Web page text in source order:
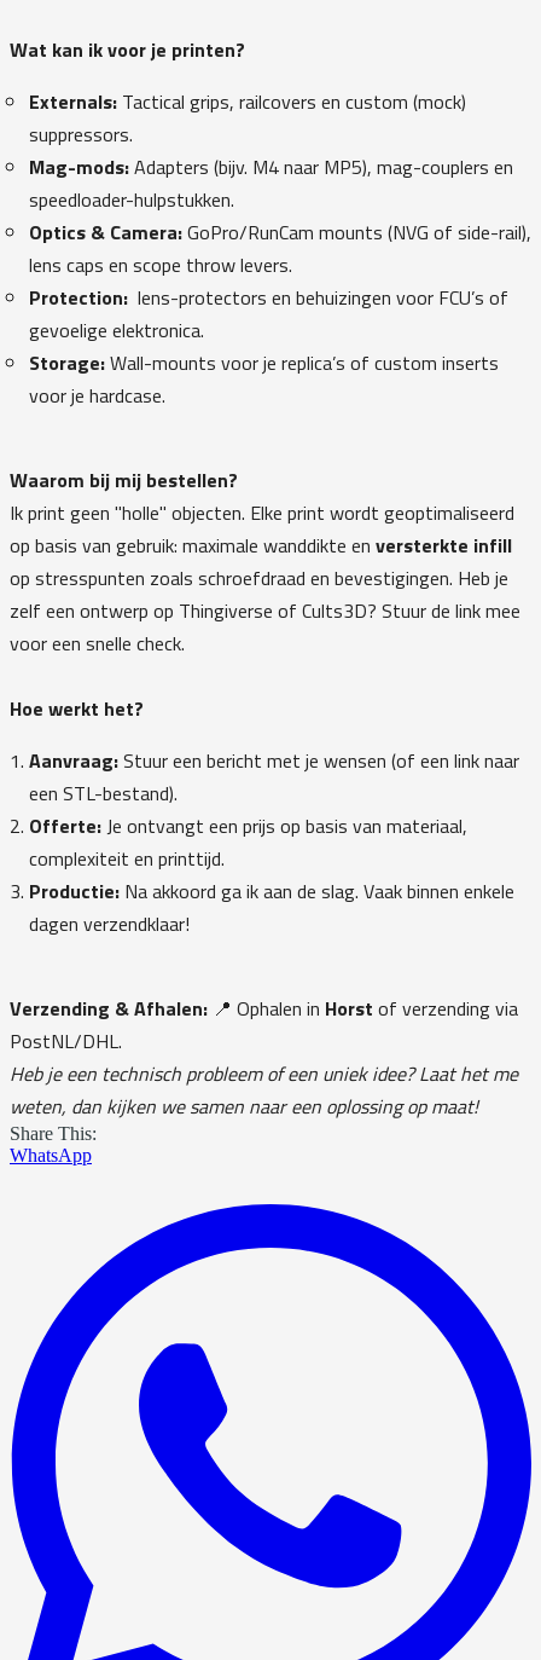
Wat kan ik voor je printen?
Externals: Tactical grips, railcovers en custom (mock)
suppressors.
Mag-mods:Adapters (bijv. M4 naar MP5), mag-couplers en
speedloader-hulpstukken.
Optics & Camera:GoPro/RunCam mounts (NVG of side-rail),
lens caps en scope throw levers.
Protection: lens-protectors en behuizingen voor FCU’s of
gevoelige elektronica.
Storage:Wall-mounts voor je replica’s of custom inserts
voor je hardcase.
Waarom bij mij bestellen?
Ik print geen "holle" objecten. Elke print wordt geoptimaliseerd
op basis van gebruik: maximale wanddikte en versterkte infill
op stresspunten zoals schroefdraad en bevestigingen. Heb je
zelf een ontwerp op Thingiverse of Cults3D? Stuur de link mee
voor een snelle check.
Hoe werkt het?
Aanvraag:Stuur een bericht met je wensen (of een link naar
een STL-bestand).
Offerte:Je ontvangt een prijs op basis van materiaal,
complexiteit en printtijd.
Productie: Na akkoord ga ik aan de slag. Vaak binnen enkele
dagen verzendklaar!
Verzending & Afhalen: 📍 Ophalen in Horst of verzending via
PostNL/DHL.
Heb je een technisch probleem of een uniek idee? Laat het me
weten, dan kijken we samen naar een oplossing op maat!
Share This:
WhatsApp